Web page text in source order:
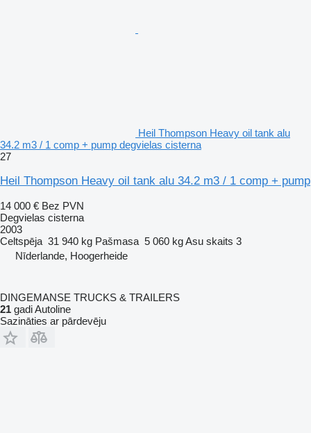
Heil Thompson Heavy oil tank alu
34.2 m3 / 1 comp + pump degvielas cisterna
27
Heil Thompson Heavy oil tank alu 34.2 m3 / 1 comp + pump
14 000 € Bez PVN
Degvielas cisterna
2003
Celtspēja 31 940 kg Pašmasa 5 060 kgAsu skaits 3
Nīderlande, Hoogerheide
DINGEMANSE TRUCKS & TRAILERS
21 gadi Autoline
Sazināties ar pārdevēju